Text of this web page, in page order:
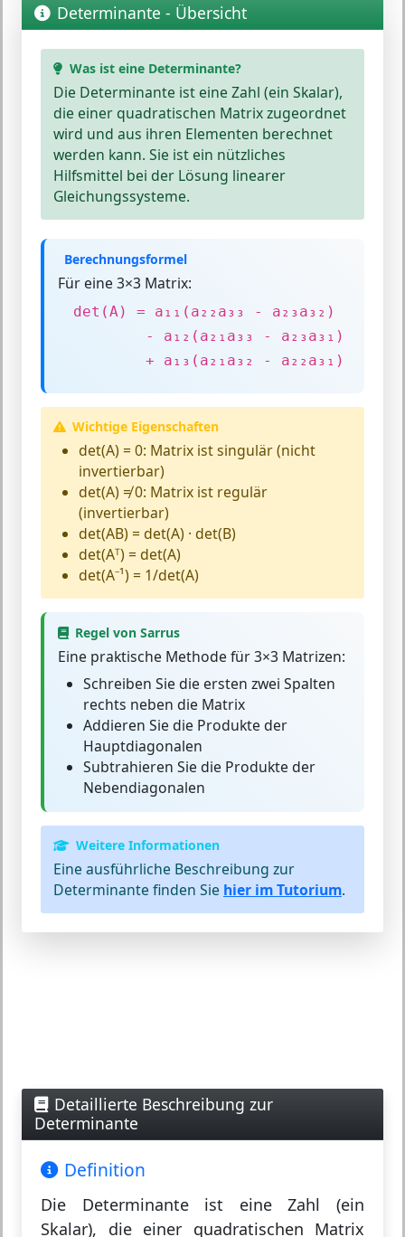
Determinante - Übersicht
Was ist eine Determinante?
Die Determinante ist eine Zahl (ein Skalar),
die einer quadratischen Matrix zugeordnet
wird und aus ihren Elementen berechnet
werden kann. Sie ist ein nützliches
Hilfsmittel bei der Lösung linearer
Gleichungssysteme.
Berechnungsformel
Für eine 3×3 Matrix:
det(A) = a₁₁(a₂₂a₃₃ - a₂₃a₃₂)
- a₁₂(a₂₁a₃₃ - a₂₃a₃₁)
+ a₁₃(a₂₁a₃₂ - a₂₂a₃₁)
Wichtige Eigenschaften
det(A) = 0: Matrix ist singulär (nicht
invertierbar)
det(A) ≠ 0: Matrix ist regulär
(invertierbar)
det(AB) = det(A) · det(B)
det(Aᵀ) = det(A)
det(A⁻¹) = 1/det(A)
Regel von Sarrus
Eine praktische Methode für 3×3 Matrizen:
Schreiben Sie die ersten zwei Spalten
rechts neben die Matrix
Addieren Sie die Produkte der
Hauptdiagonalen
Subtrahieren Sie die Produkte der
Nebendiagonalen
Weitere Informationen
Eine ausführliche Beschreibung zur
Determinante finden Sie hier im Tutorium.
Detaillierte Beschreibung zur
Determinante
Definition
Die Determinanteist eine Zahl (ein
Skalar), die einer quadratischen Matrix